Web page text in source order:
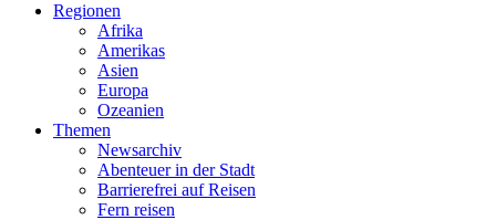
Regionen
Afrika
Amerikas
Asien
Europa
Ozeanien
Themen
Newsarchiv
Abenteuer in der Stadt
Barrierefrei auf Reisen
Fern reisen